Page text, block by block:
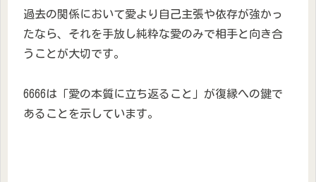
過去の関係において愛より自己主張や依存が強かっ
たなら、それを手放し純粋な愛のみで相手と向き合
うことが大切です。
6666は「愛の本質に立ち返ること」が復縁への鍵で
あることを示しています。